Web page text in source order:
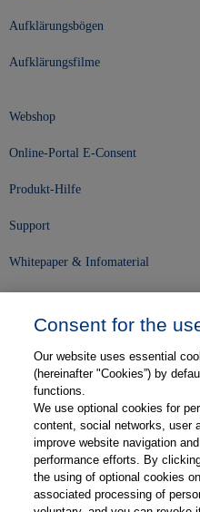
Aufklärungsbögen
Aufklärungsfilme
Webshop
Online-Portal E-Consent
Produkt-Hilfe
Support
Whitepaper & Infomaterial
Karriere
Kontakt
Web-Semniare
Anwenderberichte
Consent for the
Our website uses essential
(hereinafter "Cookies”) by
functions.
We use optional cookies for
content, social networks, user
improve website navigation
performance efforts. By
the using of optional cookies
associated processing of